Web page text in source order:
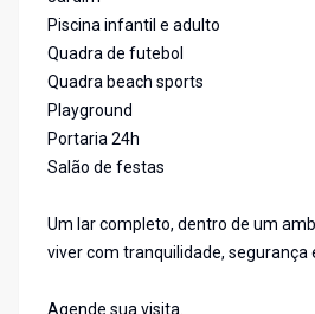
Piscina infantil e adulto
Quadra de futebol
Quadra beach sports
Playground
Portaria 24h
Salão de festas
Um lar completo, dentro de um
viver com tranquilidade, segurança
Agende sua visita.